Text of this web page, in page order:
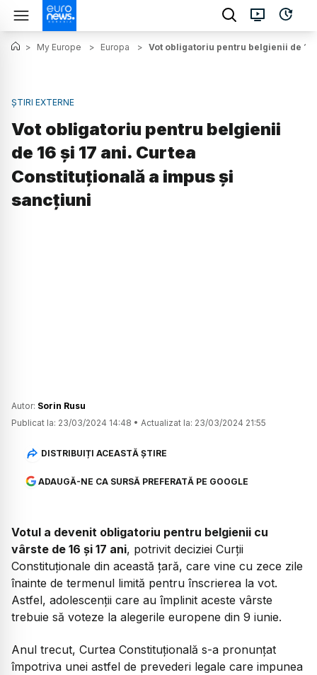
> My Europe > Europa > Vot obligatoriu pentru belgienii de
ȘTIRI EXTERNE
Vot obligatoriu pentru belgienii
de 16 și 17 ani. Curtea
Constituțională a impus și
sancțiuni
Autor: Sorin Rusu
Publicat la: 23/03/2024 14:48 • Actualizat la: 23/03/2024 21:55
DISTRIBUIȚI ACEASTĂ ȘTIRE
ADAUGĂ-NE CA SURSĂ PREFERATĂ PE GOOGLE
Votul a devenit obligatoriu pentru belgienii cu
vârste de 16 și 17 ani, potrivit deciziei Curții
Constituționale din această țară, care vine cu zece zile
înainte de termenul limită pentru înscrierea la vot.
Astfel, adolescenții care au împlinit aceste vârste
trebuie să voteze la alegerile europene din 9 iunie.
Anul trecut, Curtea Constituțională s-a pronunțat
împotriva unei astfel de prevederi legale care impunea